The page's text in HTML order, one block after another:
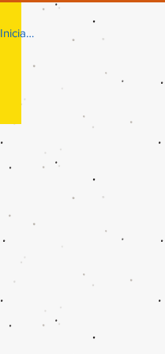
Iniciar sesión